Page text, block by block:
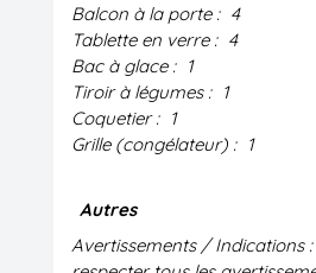
Balcon à la porte : 4
Tablette en verre : 4
Bac à glace : 1
Tiroir à légumes : 1
Coquetier : 1
Grille (congélateur) : 1
Autres
Avertissements / Indications :